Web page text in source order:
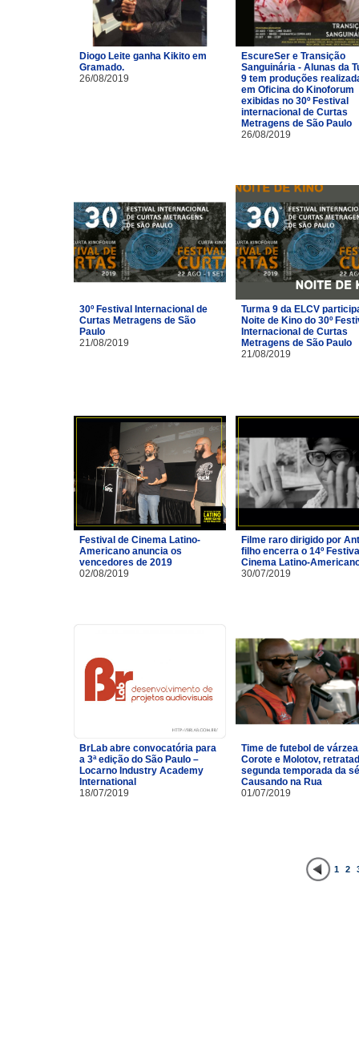
Diogo Leite ganha Kikito em
Gramado.
26/08/2019
EscureSer e Transição
Sanguinária - Alunas da
9 tem produções
em Oficina do Kinoforum
exibidas no 30º Festival
internacional de Curtas
Metragens de São Paulo
26/08/2019
30º Festival Internacional de
Curtas Metragens de São
Paulo
21/08/2019
Turma 9 da ELCV
Noite de Kino do 30º
Internacional de Curtas
Metragens de São Paulo
21/08/2019
Festival de Cinema Latino-
Americano anuncia os
vencedores de 2019
02/08/2019
Filme raro dirigido por
filho encerra o 14º
Cinema Latino-
30/07/2019
BrLab abre convocatória para
a 3ª edição do São Paulo –
Locarno Industry Academy
International
18/07/2019
Time de futebol de
Corote e Molotov,
segunda temporada da
Causando na Rua
01/07/2019
1 2